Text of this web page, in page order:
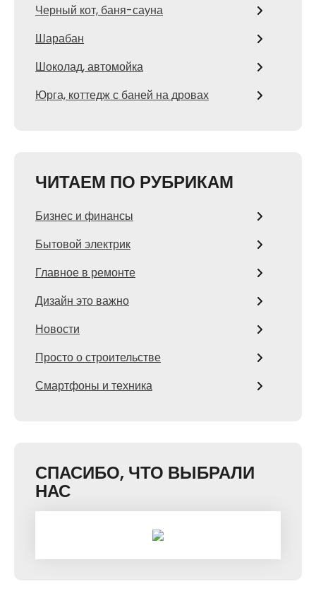
Черный кот, баня-сауна
Шарабан
Шоколад, автомойка
Юрга, коттедж с баней на дровах
ЧИТАЕМ ПО РУБРИКАМ
Бизнес и финансы
Бытовой электрик
Главное в ремонте
Дизайн это важно
Новости
Просто о строительстве
Смартфоны и техника
СПАСИБО, ЧТО ВЫБРАЛИ
НАС